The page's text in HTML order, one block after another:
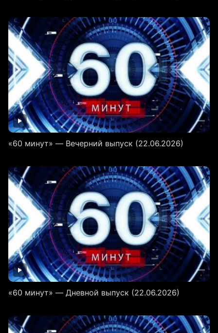
«60 минут» — Вечерний выпуск (22.06.2026)
«60 минут» — Дневной выпуск (22.06.2026)